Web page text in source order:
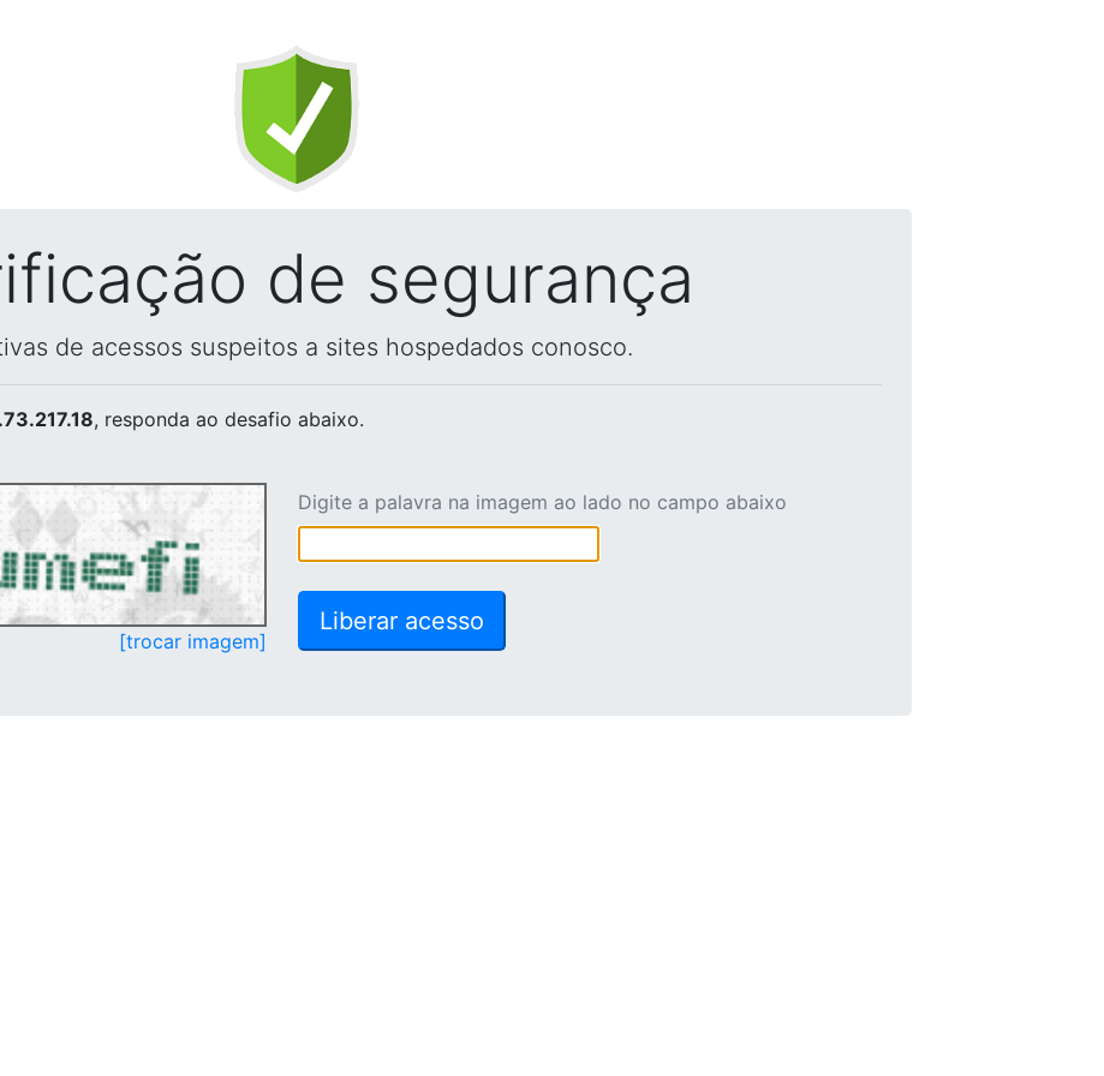
de segurança
de acessos suspeitos a sites hospedados conosco.
, responda ao desafio abaixo.
[trocar imagem]
Digite a palavra na imagem ao lado no campo abaixo